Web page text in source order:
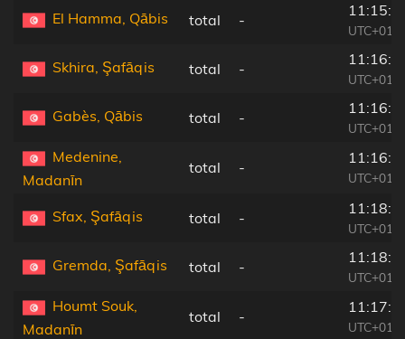
El Hamma, Qābis total -
Skhira, Şafāqis total -
Gabès, Qābis total -
Medenine,
Madanīn
total -
Sfax, Şafāqis total -
Gremda, Şafāqis total -
Houmt Souk,
Madanīn
total -